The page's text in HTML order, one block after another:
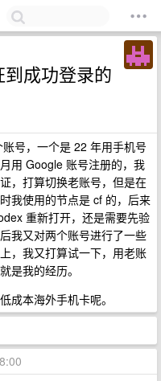
成功登录的
号，一个是 22 年用手机号
用 Google 账号注册的，我
，打算切换老账号，但是在
我使用的节点是 cf 的，后来
重新打开，还是需要先验
我又对两个账号进行了一些
，我又打算试一下，用老账
是我的经历。
成本海外手机卡呢。